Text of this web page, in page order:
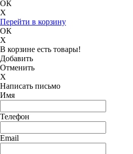
ОК
X
Перейти в корзину
ОК
X
В корзине есть товары!
Добавить
Отменить
X
Написать письмо
Имя
Телефон
Email